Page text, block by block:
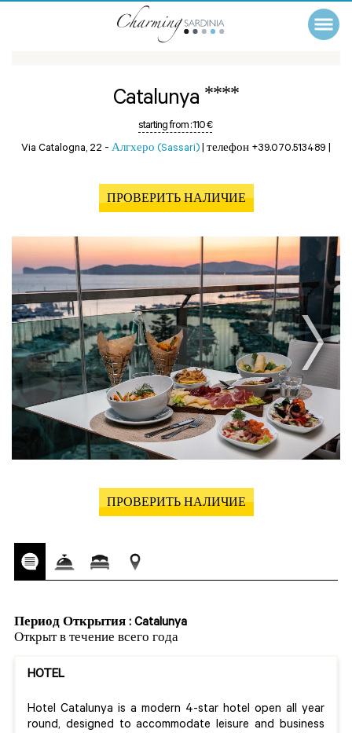
Catalunya ****
starting from :110 €
Via Catalogna, 22 - Алгхеро (Sassari) | телефон +39.070.513489 |
ПРОВЕРИТЬ НАЛИЧИЕ
ПРОВЕРИТЬ НАЛИЧИЕ
Период Открытия : Catalunya
Открыт в течение всего года
HOTEL
Hotel Catalunya is a modern 4-star hotel open all year
round, designed to accommodate leisure and business